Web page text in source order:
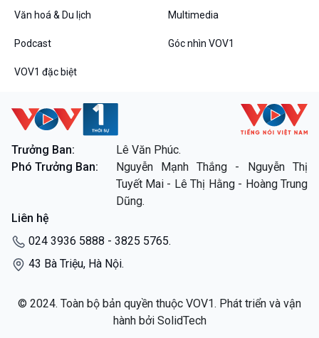
Các chương trình đặc biệt
Văn hoá & Du lịch Multimedia
Podcast Góc nhìn VOV1
VOV1 đặc biệt
Trưởng Ban:
Lê Văn Phúc.
Phó Trưởng Ban:
Nguyễn Mạnh Thắng - Nguyễn Thị
Tuyết Mai - Lê Thị Hằng - Hoàng Trung
Dũng.
Liên hệ
024 3936 5888 - 3825 5765.
43 Bà Triệu, Hà Nội.
© 2024. Toàn bộ bản quyền thuộc VOV1. Phát triển và vận
hành bởi SolidTech